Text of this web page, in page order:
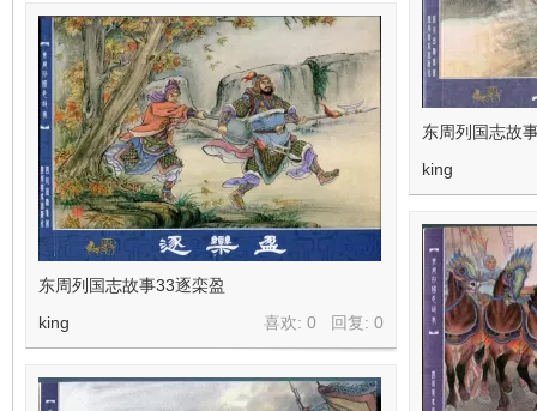
东周列国志故
king
东周列国志故事33逐栾盈
喜欢: 0 回复: 0
king